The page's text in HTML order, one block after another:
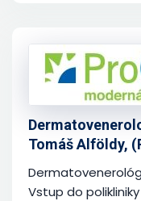
Tomáš Alföldy,
Vstup do